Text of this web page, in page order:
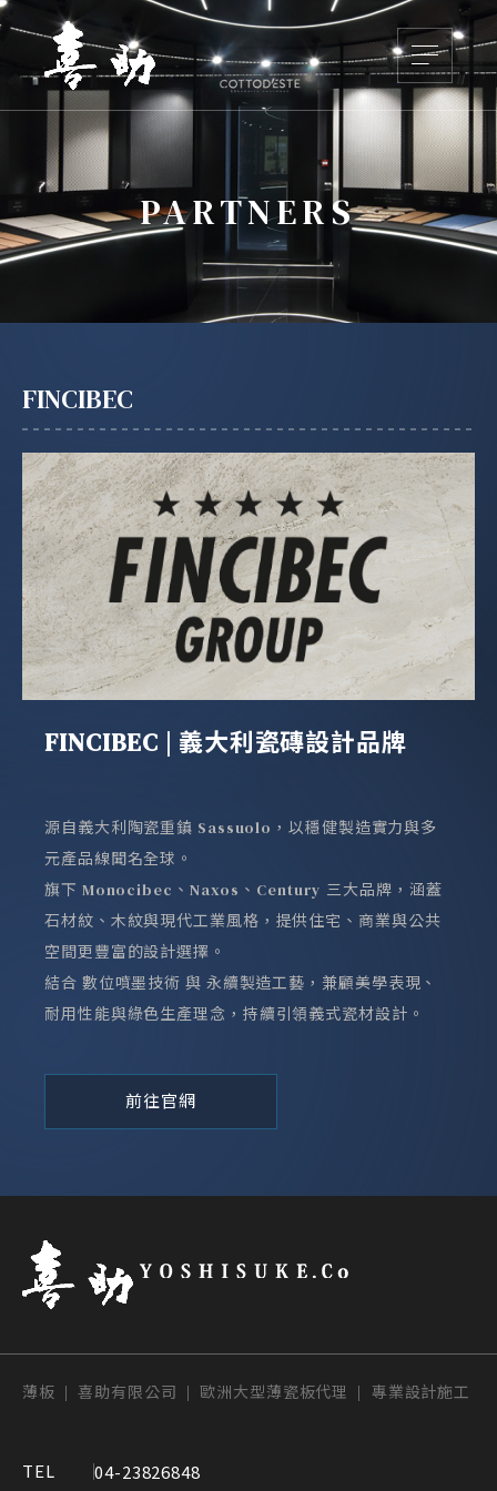
PARTNERS
FINCIBEC
FINCIBEC | 義大利瓷磚設計品牌
源自義大利陶瓷重鎮 Sassuolo，以穩健製造實力與多
元產品線聞名全球。
旗下 Monocibec、Naxos、Century 三大品牌，涵蓋
石材紋、木紋與現代工業風格，提供住宅、商業與公共
空間更豐富的設計選擇。
結合 數位噴墨技術 與 永續製造工藝，兼顧美學表現、
耐用性能與綠色生產理念，持續引領義式瓷材設計。
前往官網
薄板 | 喜助有限公司 | 歐洲大型薄瓷板代理 | 專業設計施工
TEL 04-23826848